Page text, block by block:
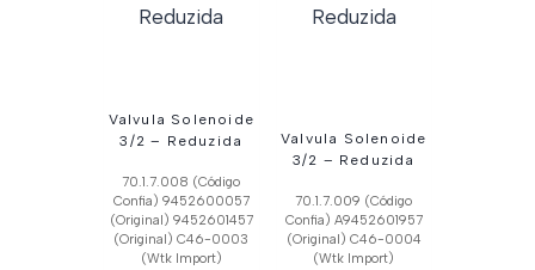
Valvula Solenoide
3/2 – Reduzida
70.1.7.008 (Código
Confia) 9452600057
(Original) 9452601457
(Original) C46-0003
(Wtk Import)
Valvula Solenoide
3/2 – Reduzida
70.1.7.009 (Código
Confia) A9452601957
(Original) C46-0004
(Wtk Import)